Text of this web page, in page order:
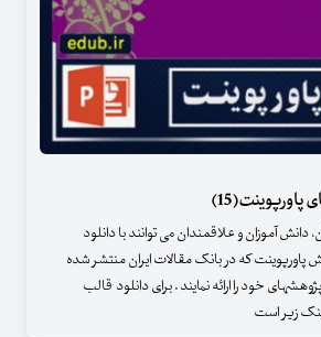
پاورپوینت(15)
آموزان و علاقمندان می توانند با دانلود
پاورپوینت که در بانک مقالات ایران منتشر شده
خود را ارائه نمایند . برای دانلود قالب
زیر است